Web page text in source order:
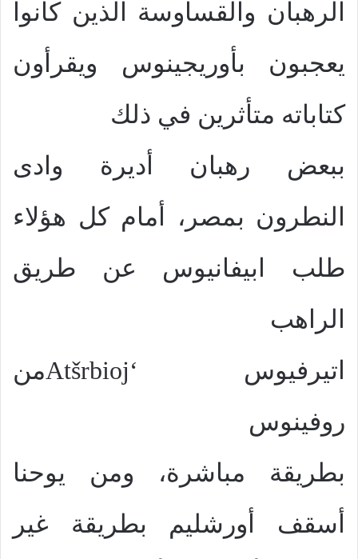
الرهبان والقساوسة الذين كانوا
يعجبون بأوريجينوس ويقرأون
كتاباته متأثرين في ذلك
ببعض رهبان أديرة وادى
النطرون بمصر، أمام كل هؤلاء
طلب ابيفانيوس عن طريق
الراهب
اتيرفيوس ‘Atšrbiojمن
روفينوس
بطريقة مباشرة، ومن يوحنا
أسقف أورشليم بطريقة غير